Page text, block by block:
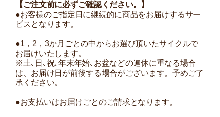
【ご注文前に必ずご確認ください。】
●お客様のご指定日に継続的に商品をお届けするサー
ビスとなります。
●1，2，3か月ごとの中からお選び頂いたサイクルで
お届けいたします。
※土､日､祝､年末年始､お盆などの連休に重なる場合
は、お届け日が前後する場合がございます。予めご了
承ください。
●お支払いはお届けごとのご請求となります。